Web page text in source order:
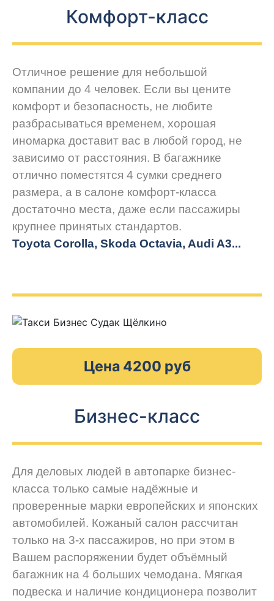
Комфорт-класс
Отличное решение для небольшой
компании до 4 человек. Если вы цените
комфорт и безопасность, не любите
разбрасываться временем, хорошая
иномарка доставит вас в любой город, не
зависимо от расстояния. В багажнике
отлично поместятся 4 сумки среднего
размера, а в салоне комфорт-класса
достаточно места, даже если пассажиры
крупнее принятых стандартов.
Toyota Corolla, Skoda Octavia, Audi A3...
Цена 4200 руб
Бизнес-класс
Для деловых людей в автопарке бизнес-
класса только самые надёжные и
проверенные марки европейских и японских
автомобилей. Кожаный салон рассчитан
только на 3-х пассажиров, но при этом в
Вашем распоряжении будет объёмный
багажник на 4 больших чемодана. Мягкая
подвеска и наличие кондиционера позволит